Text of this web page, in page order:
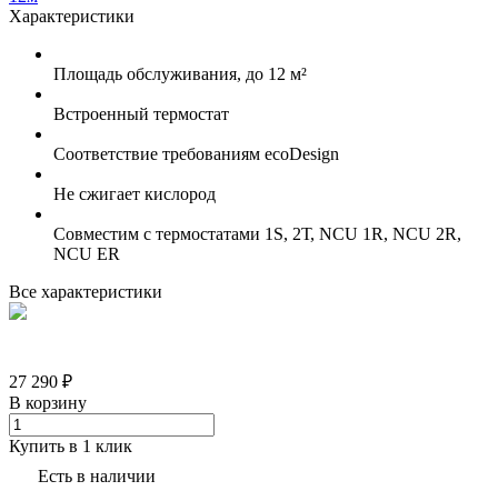
Характеристики
Площадь обслуживания, до 12 м²
Встроенный термостат
Соответствие требованиям ecoDesign
Не сжигает кислород
Совместим с термостатами 1S, 2Т, NCU 1R, NCU 2R,
NCU ER
Все характеристики
27 290 ₽
В корзину
Купить в 1 клик
Есть в наличии